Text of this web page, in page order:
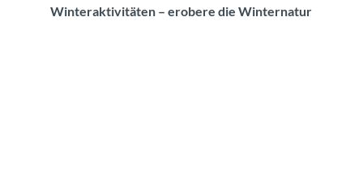
Winteraktivitäten – erobere die Winternatur